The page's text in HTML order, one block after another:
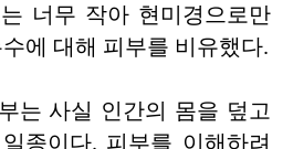
너무 작아 현미경으로만
에 대해 피부를 비유했다.
는 사실 인간의 몸을 덮고
종이다. 피부를 이해하려